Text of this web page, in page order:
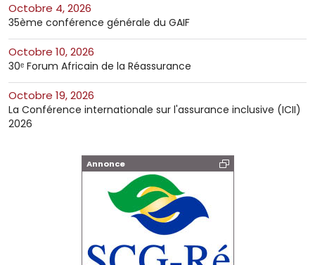
octobre 4, 2026
35ème conférence générale du GAIF
octobre 10, 2026
30ᵉ Forum Africain de la Réassurance
octobre 19, 2026
La Conférence internationale sur l'assurance inclusive (ICII)
2026
Annonce